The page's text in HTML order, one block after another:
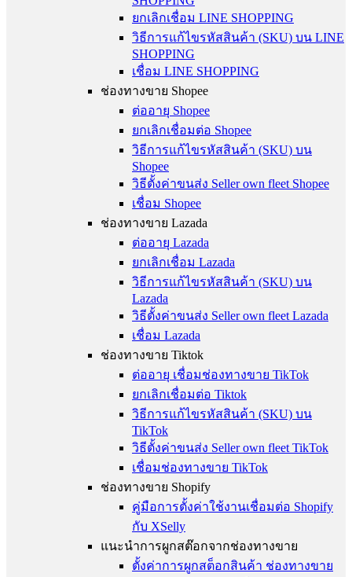
ยกเลิกเชื่อม LINE SHOPPING
วิธีการแก้ไขรหัสสินค้า (SKU) บน LINE
SHOPPING
เชื่อม LINE SHOPPING
ช่องทางขาย Shopee
ต่ออายุ Shopee
ยกเลิกเชื่อมต่อ Shopee
วิธีการแก้ไขรหัสสินค้า (SKU) บน
Shopee
วิธีตั้งค่าขนส่ง Seller own fleet Shopee
เชื่อม Shopee
ช่องทางขาย Lazada
ต่ออายุ Lazada
ยกเลิกเชื่อม Lazada
วิธีการแก้ไขรหัสสินค้า (SKU) บน
Lazada
วิธีตั้งค่าขนส่ง Seller own fleet Lazada
เชื่อม Lazada
ช่องทางขาย Tiktok
ต่ออายุ เชื่อมช่องทางขาย TikTok
ยกเลิกเชื่อมต่อ Tiktok
วิธีการแก้ไขรหัสสินค้า (SKU) บน
TikTok
วิธีตั้งค่าขนส่ง Seller own fleet TikTok
เชื่อมช่องทางขาย TikTok
ช่องทางขาย Shopify
คู่มือการตั้งค่าใช้งานเชื่อมต่อ Shopify
กับ XSelly
แนะนำการผูกสต๊อกจากช่องทางขาย
ตั้งค่าการผูกสต็อกสินค้า ช่องทางขาย